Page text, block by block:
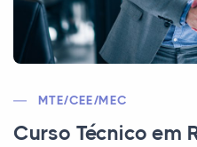
MTE/CEE/MEC
Curso Técnico em